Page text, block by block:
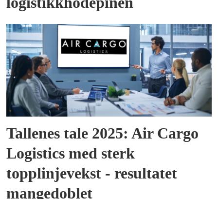
Tallenes tale 2025: Air Cargo
Logistics med sterk
topplinjevekst - resultatet
mangedoblet